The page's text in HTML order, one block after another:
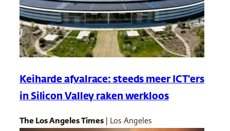
Keiharde afvalrace: steeds meer ICT’ers
in Silicon Valley raken werkloos
The Los Angeles Times | Los Angeles